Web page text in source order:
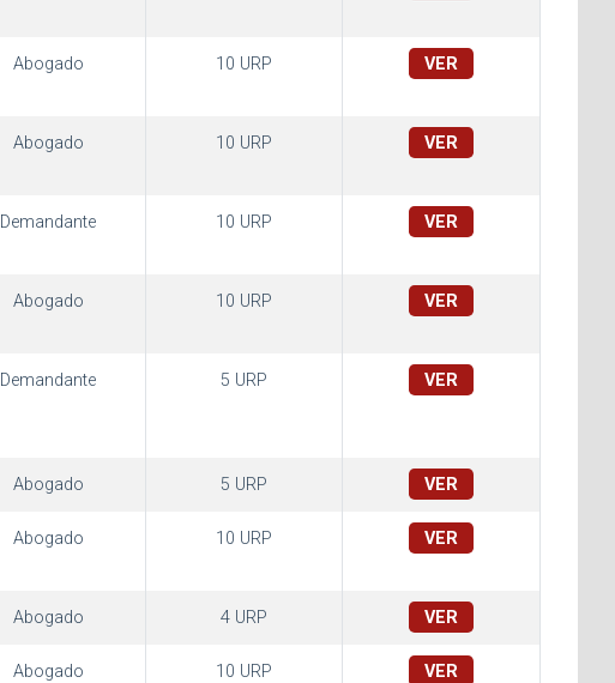
Abogado 10 URP VER
Abogado 10 URP VER
Demandante 10 URP VER
Abogado 10 URP VER
Demandante 5 URP VER
Abogado 5 URP VER
Abogado 10 URP VER
Abogado 4 URP VER
Abogado 10 URP VER